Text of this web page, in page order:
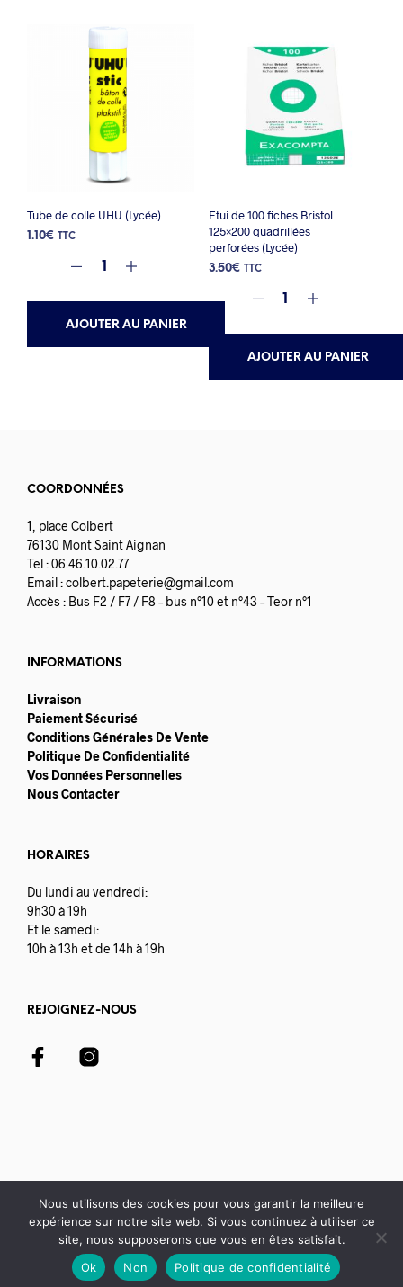
Tube de colle UHU (Lycée)
1.10€ TTC
AJOUTER AU PANIER
Etui de 100 fiches Bristol
125×200 quadrillées
perforées (Lycée)
3.50€ TTC
AJOUTER AU PANIER
COORDONNÉES
1, place Colbert
76130 Mont Saint Aignan
Tel : 06.46.10.02.77
Email :colbert.papeterie@gmail.com
Accès : Bus F2 / F7 / F8 – bus n°10 et n°43 – Teor n°1
INFORMATIONS
Livraison
Paiement Sécurisé
Conditions Générales De Vente
Politique De Confidentialité
Vos Données Personnelles
Nous Contacter
HORAIRES
Du lundi au vendredi:
9h30 à 19h
Et le samedi:
10h à 13h et de 14h à 19h
REJOIGNEZ-NOUS
© 2020-21 Librairie Colbert | développé avec parDigisoft
Nous utilisons des cookies pour vous garantir la meilleure
expérience sur notre site web. Si vous continuez à utiliser ce
site, nous supposerons que vous en êtes satisfait.
Ok
Non Politique de confidentialité